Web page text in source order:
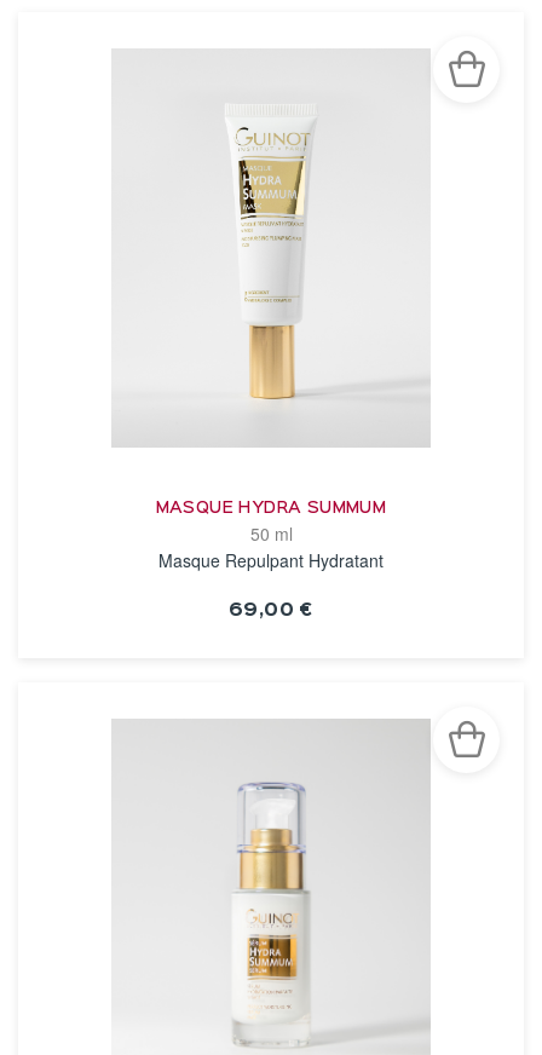
MASQUE HYDRA SUMMUM
50 ml
Masque Repulpant Hydratant
69,00 €